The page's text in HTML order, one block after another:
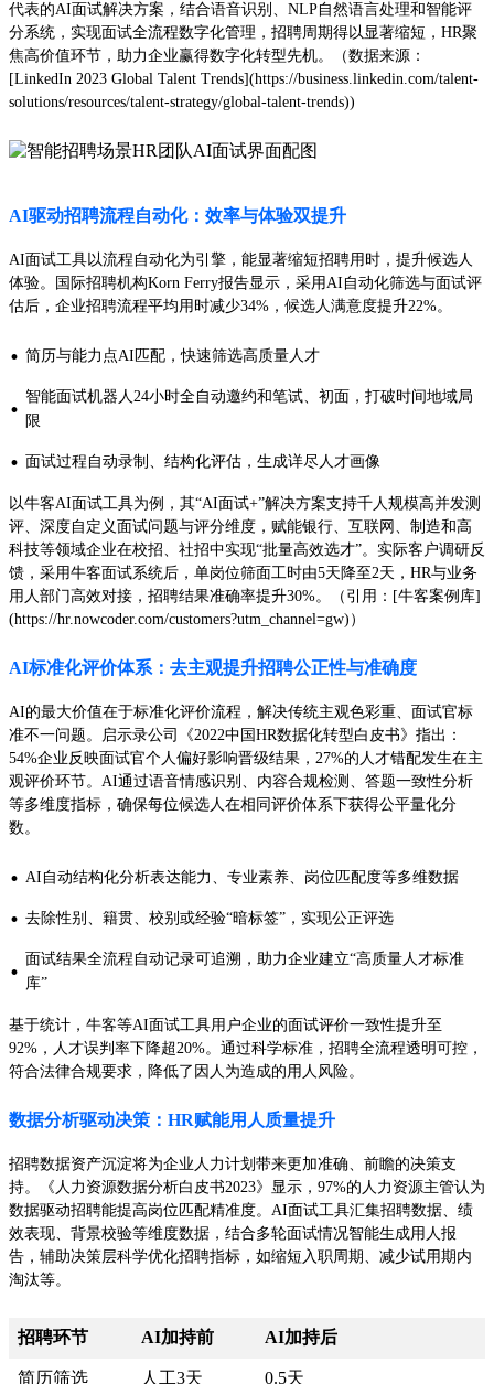
代表的AI面试解决方案，结合语音识别、NLP自然语言处理和智能评
分系统，实现面试全流程数字化管理，招聘周期得以显著缩短，HR聚
焦高价值环节，助力企业赢得数字化转型先机。（数据来源：
[LinkedIn 2023 Global Talent Trends](https://business.linkedin.com/talent-
solutions/resources/talent-strategy/global-talent-trends))
AI驱动招聘流程自动化：效率与体验双提升
AI面试工具以流程自动化为引擎，能显著缩短招聘用时，提升候选人
体验。国际招聘机构Korn Ferry报告显示，采用AI自动化筛选与面试评
估后，企业招聘流程平均用时减少34%，候选人满意度提升22%。
· 简历与能力点AI匹配，快速筛选高质量人才
· 智能面试机器人24小时全自动邀约和笔试、初面，打破时间地域局
限
· 面试过程自动录制、结构化评估，生成详尽人才画像
以牛客AI面试工具为例，其“AI面试+”解决方案支持千人规模高并发测
评、深度自定义面试问题与评分维度，赋能银行、互联网、制造和高
科技等领域企业在校招、社招中实现“批量高效选才”。实际客户调研反
馈，采用牛客面试系统后，单岗位筛面工时由5天降至2天，HR与业务
用人部门高效对接，招聘结果准确率提升30%。（引用：[牛客案例库]
(https://hr.nowcoder.com/customers?utm_channel=gw)）
AI标准化评价体系：去主观提升招聘公正性与准确度
AI的最大价值在于标准化评价流程，解决传统主观色彩重、面试官标
准不一问题。启示录公司《2022中国HR数据化转型白皮书》指出：
54%企业反映面试官个人偏好影响晋级结果，27%的人才错配发生在主
观评价环节。AI通过语音情感识别、内容合规检测、答题一致性分析
等多维度指标，确保每位候选人在相同评价体系下获得公平量化分
数。
· AI自动结构化分析表达能力、专业素养、岗位匹配度等多维数据
· 去除性别、籍贯、校别或经验“暗标签”，实现公正评选
· 面试结果全流程自动记录可追溯，助力企业建立“高质量人才标准
库”
基于统计，牛客等AI面试工具用户企业的面试评价一致性提升至
92%，人才误判率下降超20%。通过科学标准，招聘全流程透明可控，
符合法律合规要求，降低了因人为造成的用人风险。
数据分析驱动决策：HR赋能用人质量提升
招聘数据资产沉淀将为企业人力计划带来更加准确、前瞻的决策支
持。《人力资源数据分析白皮书2023》显示，97%的人力资源主管认为
数据驱动招聘能提高岗位匹配精准度。AI面试工具汇集招聘数据、绩
效表现、背景校验等维度数据，结合多轮面试情况智能生成用人报
告，辅助决策层科学优化招聘指标，如缩短入职周期、减少试用期内
淘汰等。
招聘环节 AI加持前 AI加持后
简历筛选 人工3天 0.5天